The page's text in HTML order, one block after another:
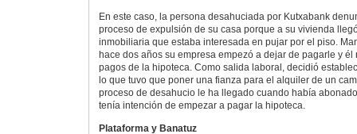
En este caso, la persona desahuciada por Kutxabank
proceso de expulsión de su casa porque a su vivienda
inmobiliaria que estaba interesada en pujar por el piso.
hace dos años su empresa empezó a dejar de pagarle y
pagos de la hipoteca. Como salida laboral, decidió
lo que tuvo que poner una fianza para el alquiler de un
proceso de desahucio le ha llegado cuando había
tenía intención de empezar a pagar la hipoteca.
Plataforma y Banatuz